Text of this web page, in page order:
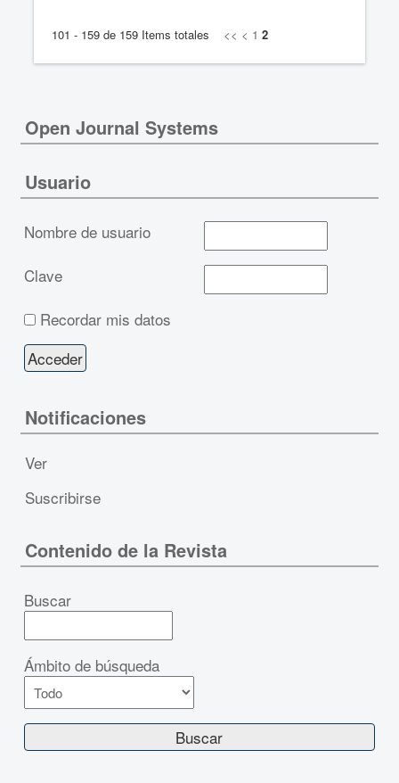
101 - 159 de 159 Items totales << < 1 2
Open Journal Systems
Usuario
Nombre de usuario
Clave
Recordar mis datos
Notificaciones
Ver
Suscribirse
Contenido de la Revista
Buscar
Ámbito de búsqueda